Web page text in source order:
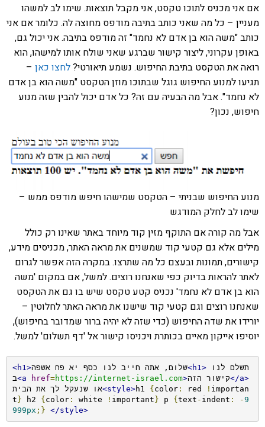
אם אני מכניס לתוכו טקסט, אני מקבל תוצאות. שימו לב למשהו
מעניין – כל מה שאני כותב בתיבה מודפס מחוצה לה. כלומר אם אני
כותב "משה הוא בן אדם לא נחמד" זה מודפס בתיבה. אני יכול גם,
באופן עקרוני, ליצור קישור שברגע שאני שולח אותו למישהו, הוא
רואה את הטקסט בתיבת החיפוש. נשמע תיאורטי?לחצו כאן –
תגיעו למנוע החיפוש גוגל שבתוכו מוזן הטקסט "משה הוא בן אדם
לא נחמד". אבל מה הבעיה עם זה? כל אדם יכול להבין שזה מנוע
חיפוש, נכון?
מנוע החיפוש שבניתי – הטקסט שמישהו חיפש מודפס ממש –
שימו לב לחלק המודגש
אבל מה קורה אם התוקף מזין קוד מיוחד באתר שאינו רק כולל
מילים אלא גם קטעי קוד שמשנים את מראה האתר, מכניסים מידע,
קישורים, תמונות ובעצם כל מה שתרצו. במקרה הזה אפשר לגרום
לאתר להראות בדיוק כפי שאנחנו רוצים. למשל, אם במקום 'משה
הוא בן אדם לא נחמד' נכניס קטע טקסט שיש בו גם את הטקסט
שאנחנו רוצים וגם קטעי קוד שישנו את מראה האתר לחלוטין –
יורידו את שדה החיפוש (כדי שזה לא יהיה ברור שמדובר בחיפוש),
יוסיפו אייקון מאיים בכותרת ויכניסו קישור אל 'דף תשלום' למשל.
<h1>שלום, אתה חייב לנו כסף יא פח אשפה<h1>תשלם לנו
ב<a href=https://internet-israel.com>קישור הזה</a>
או שנעקל לך את הבית<style>h1 { color: red ! importan
t } h2 { color: white ! important } p { text - indent : -9
999px ;} </style>